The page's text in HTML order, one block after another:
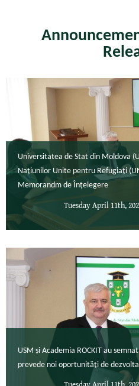
Universitatea de Stat din Moldova
Națiunilor Unite pentru Refugiați
Memorandm de Înțelegere
Tuesday April 11th,
USM și Academia ROCKIT au
prevede noi oportunități de